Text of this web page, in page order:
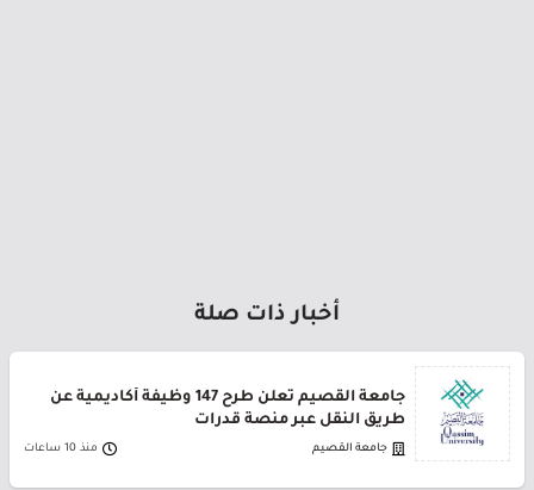
أخبار ذات صلة
جامعة القصيم تعلن طرح 147 وظيفة أكاديمية عن
طريق النقل عبر منصة قدرات
جامعة القصيم منذ 10 ساعات